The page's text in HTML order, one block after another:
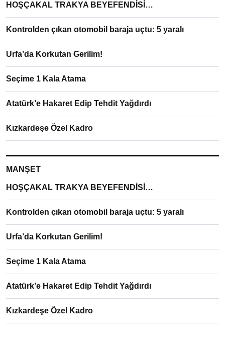
HOŞÇAKAL TRAKYA BEYEFENDİSİ…
Kontrolden çıkan otomobil baraja uçtu: 5 yaralı
Urfa’da Korkutan Gerilim!
Seçime 1 Kala Atama
Atatürk’e Hakaret Edip Tehdit Yağdırdı
Kızkardeşe Özel Kadro
MANŞET
HOŞÇAKAL TRAKYA BEYEFENDİSİ…
Kontrolden çıkan otomobil baraja uçtu: 5 yaralı
Urfa’da Korkutan Gerilim!
Seçime 1 Kala Atama
Atatürk’e Hakaret Edip Tehdit Yağdırdı
Kızkardeşe Özel Kadro